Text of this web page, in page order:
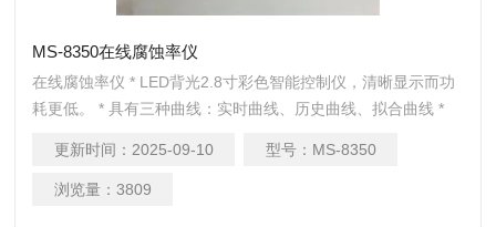
MS-8350在线腐蚀率仪
在线腐蚀率仪 * LED背光2.8寸彩色智能控制仪，清晰显示而功
耗更低。 * 具有三种曲线：实时曲线、历史曲线、拟合曲线 *
更新时间： 2025-09-10 型号： MS-8350
浏览量： 3809